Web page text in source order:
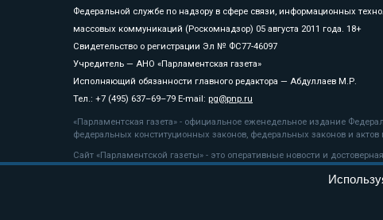
Федеральной службе по надзору в сфере связи, информационных
массовых коммуникаций (Роскомнадзор) 05 августа 2011 года. 18+
Свидетельство о регистрации Эл № ФС77-46097
Учредитель — АНО «Парламентская газета»
Исполняющий обязанности главного редактора — Абдуллаев М.Р.
Тел.: +7 (495) 637–69–79 E-mail: pg@pnp.ru
«Парламентская газета» - официальное еженедельное издание
федеральных конституционных законов, федеральных законов и
Сайт «Парламентской газеты» - это оперативные новости и
«Парламентской газеты» активная ссылка на pnp.ru обязательна.
рекомендательные